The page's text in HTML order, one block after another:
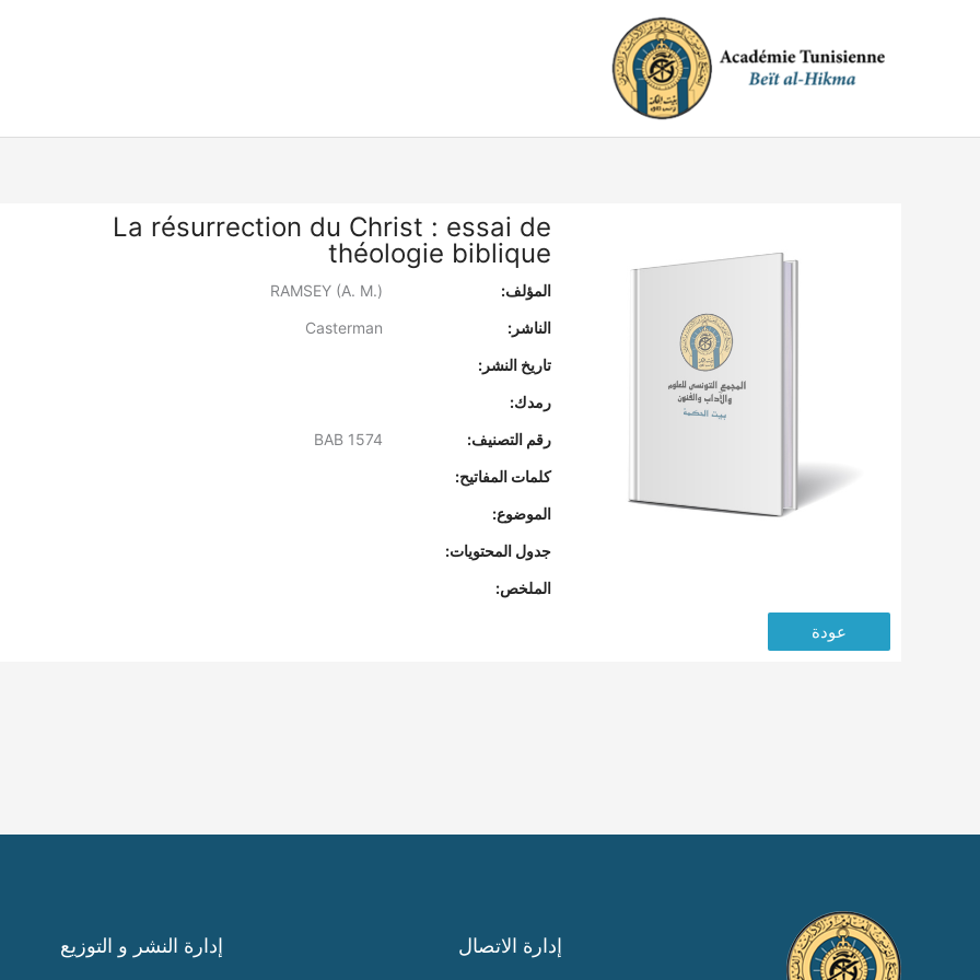
La résurrection du Christ : essai de
théologie biblique
المؤلف:
الناشر:
تاريخ النشر:
رمدك:
رقم التصنيف:
كلمات المفاتيح:
الموضوع:
جدول المحتويات:
الملخص:
عودة
إدارة الاتصال إدارة النشر و التوزيع